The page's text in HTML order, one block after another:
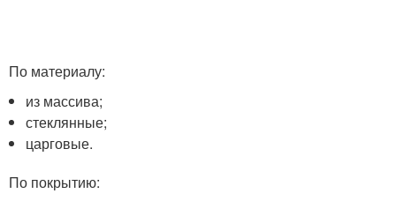
По материалу:
из массива;
стеклянные;
царговые.
По покрытию: